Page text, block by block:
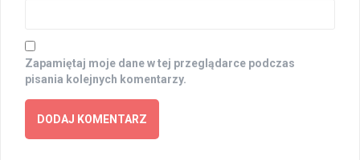
Zapamiętaj moje dane w tej przeglądarce podczas
pisania kolejnych komentarzy.